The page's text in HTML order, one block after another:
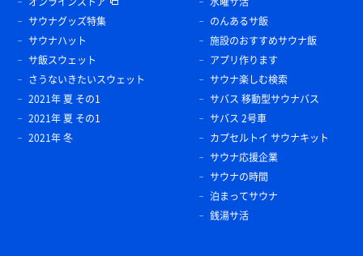
サウナグッズ特集
サウナハット
サ飯スウェット
さうないきたいスウェット
2021年 夏 その1
2021年 夏 その1
2021年 冬
のんあるサ飯
施設のおすすめサウナ飯
アプリ作ります
サウナ楽しむ検索
サバス 移動型サウナバス
サバス 2号車
カプセルトイ サウナキット
サウナ応援企業
サウナの時間
泊まってサウナ
銭湯サ活